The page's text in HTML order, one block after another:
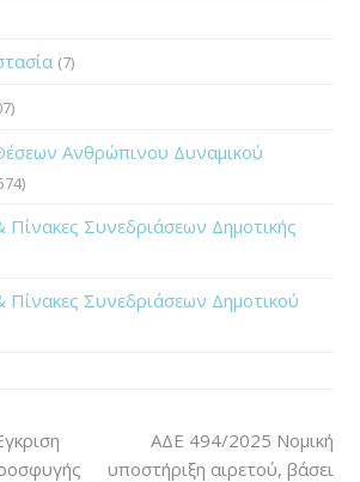
(7)
Ανθρώπινου Δυναμικού
Πίνακες Συνεδριάσεων Δημοτικής
Πίνακες Συνεδριάσεων Δημοτικού
ΑΔΕ 494/2025 Νομική
υποστήριξη αιρετού, βάσει